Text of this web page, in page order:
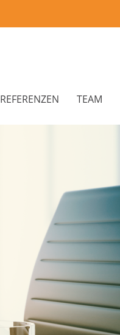
REFERENZEN TEAM